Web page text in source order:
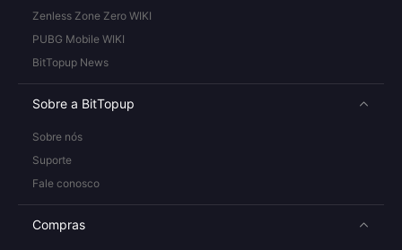
Zenless Zone Zero WIKI
PUBG Mobile WIKI
BitTopup News
Sobre a BitTopup
Sobre nós
Suporte
Fale conosco
Compras